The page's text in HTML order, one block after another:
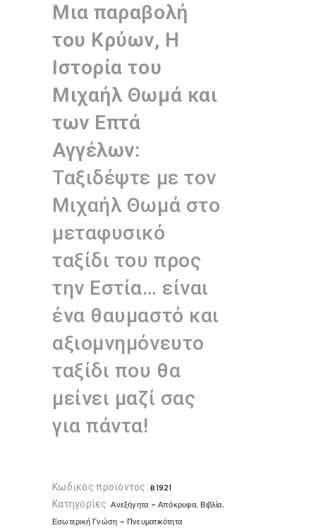
Μια παραβολή
του Κρύων, Η
Ιστορία του
Μιχαήλ Θωμά και
των Επτά
Αγγέλων:
Ταξιδέψτε με τον
Μιχαήλ Θωμά στο
μεταφυσικό
ταξίδι του προς
την Εστία… είναι
ένα θαυμαστό και
αξιομνημόνευτο
ταξίδι που θα
μείνει μαζί σας
για πάντα!
Κωδικός προϊόντος:B1921
Κατηγορίες:Ανεξήγητα - Απόκρυφα, Βιβλία,
Εσωτερική Γνώση - Πνευματικότητα